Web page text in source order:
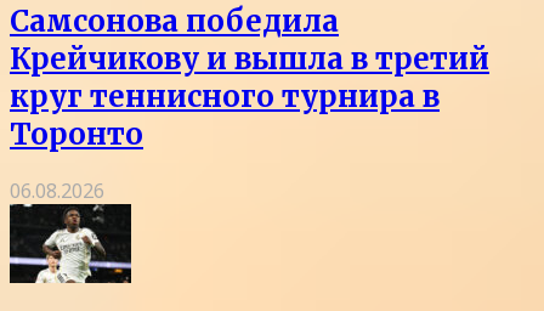
Самсонова победила
Крейчикову и вышла в третий
круг теннисного турнира в
Торонто
06.08.2026